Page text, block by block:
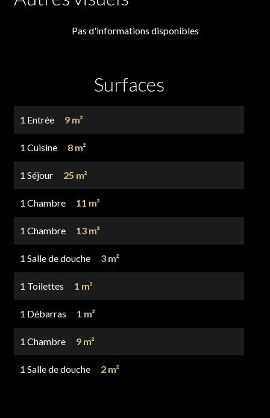
Pas d'informations disponibles
Surfaces
1 Entrée 9 m²
1 Cuisine 8 m²
1 Séjour 25 m²
1 Chambre 11 m²
1 Chambre 13 m²
1 Salle de douche 3 m²
1 Toilettes 1 m²
1 Débarras 1 m²
1 Chambre 9 m²
1 Salle de douche 2 m²